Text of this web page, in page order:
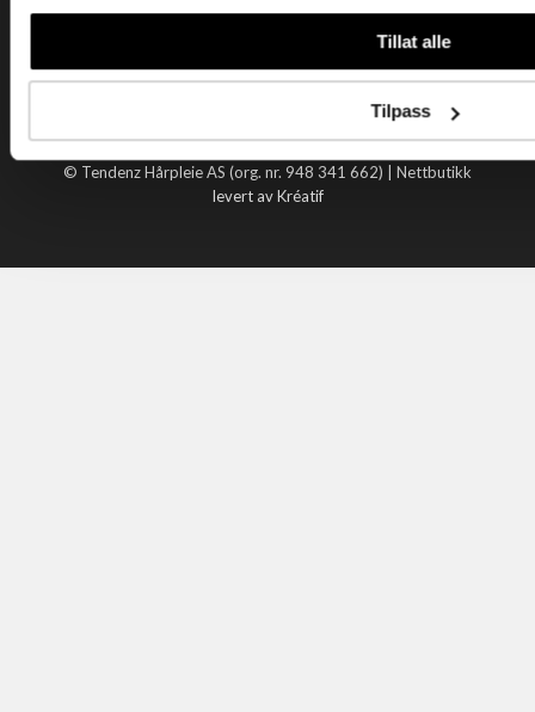
Tillat alle
Tilpass
Om oss
Handle hos oss
© Tendenz Hårpleie AS (org. nr. 948 341 662) | Nettbutikk
levert av Kréatif